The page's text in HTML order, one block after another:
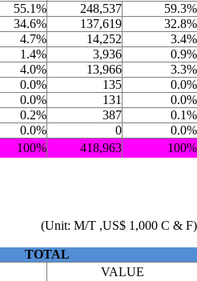
55.1% 248,537
59.3%
34.6% 137,619
32.8%
4.7% 14,252
3.4%
1.4% 3,936
0.9%
4.0% 13,966
3.3%
0.0% 135
0.0%
0.0% 131
0.0%
0.2% 387
0.1%
0.0% 0
0.0%
100% 418,963 100%
(Unit: M/T ,US$ 1,000 C & F)
TOTAL
VALUE